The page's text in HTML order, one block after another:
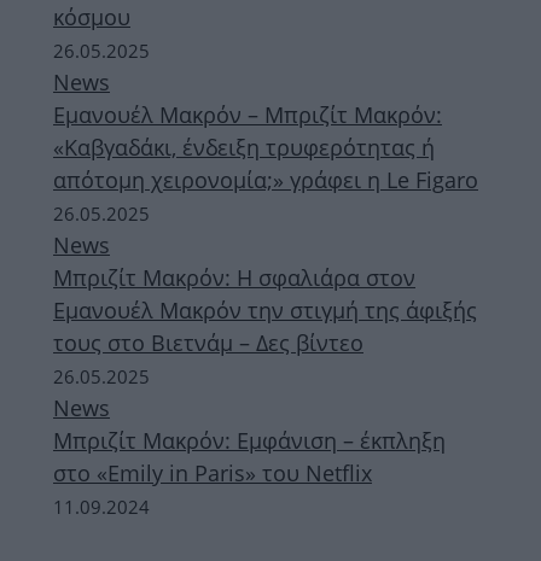
κόσμου
26.05.2025
News
Εμανουέλ Μακρόν – Μπριζίτ Μακρόν:
«Καβγαδάκι, ένδειξη τρυφερότητας ή
απότομη χειρονομία;» γράφει η Le Figaro
26.05.2025
News
Μπριζίτ Μακρόν: Η σφαλιάρα στον
Εμανουέλ Μακρόν την στιγμή της άφιξής
τους στο Βιετνάμ – Δες βίντεο
26.05.2025
News
Μπριζίτ Μακρόν: Εμφάνιση – έκπληξη
στο «Εmily in Paris» του Netflix
11.09.2024